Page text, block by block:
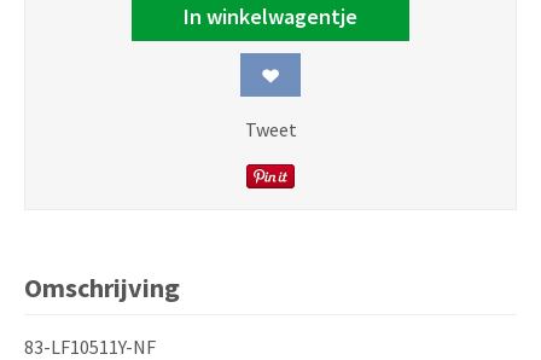
In winkelwagentje
Tweet
Omschrijving
83-LF10511Y-NF